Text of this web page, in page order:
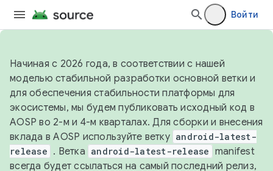
Войти
Начиная с 2026 года, в соответствии с нашей
моделью стабильной разработки основной ветки и
для обеспечения стабильности платформы для
экосистемы, мы будем публиковать исходный код в
AOSP во 2-м и 4-м кварталах. Для сборки и внесения
вклада в AOSP используйте ветку android-latest-
release . Ветка android-latest-release manifest
всегда будет ссылаться на самый последний релиз,